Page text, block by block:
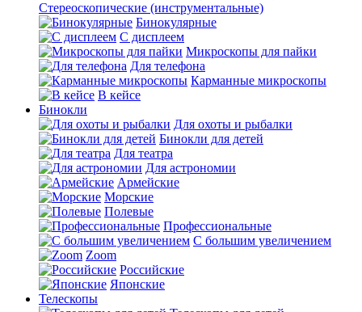
Стереоскопические (инструментальные)
Бинокулярные
С дисплеем
Микроскопы для пайки
Для телефона
Карманные микроскопы
В кейсе
Бинокли
Для охоты и рыбалки
Бинокли для детей
Для театра
Для астрономии
Армейские
Морские
Полевые
Профессиональные
С большим увеличением
Zoom
Российские
Японские
Телескопы